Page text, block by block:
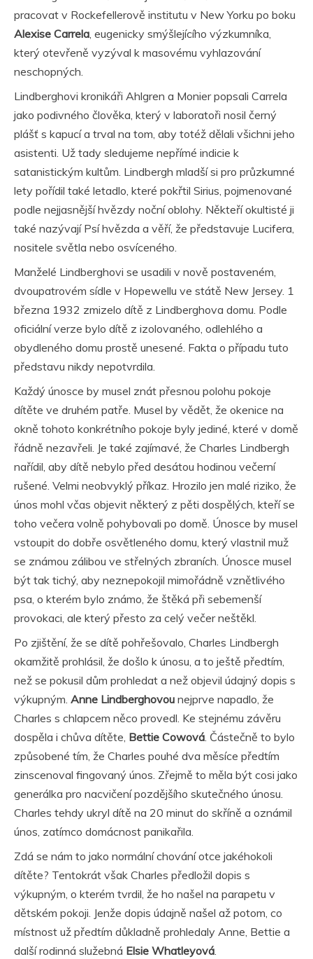
pracovat v Rockefellerově institutu v New Yorku po boku
Alexise Carrela, eugenicky smýšlejícího výzkumníka,
který otevřeně vyzýval k masovému vyhlazování
neschopných.
Lindberghovi kronikáři Ahlgren a Monier popsali Carrela
jako podivného člověka, který v laboratoři nosil černý
plášť s kapucí a trval na tom, aby totéž dělali všichni jeho
asistenti. Už tady sledujeme nepřímé indicie k
satanistickým kultům. Lindbergh mladší si pro průzkumné
lety pořídil také letadlo, které pokřtil Sirius, pojmenované
podle nejjasnější hvězdy noční oblohy. Někteří okultisté ji
také nazývají Psí hvězda a věří, že představuje Lucifera,
nositele světla nebo osvíceného.
Manželé Lindberghovi se usadili v nově postaveném,
dvoupatrovém sídle v Hopewellu ve státě New Jersey. 1
března 1932 zmizelo dítě z Lindberghova domu. Podle
oficiální verze bylo dítě z izolovaného, odlehlého a
obydleného domu prostě unesené. Fakta o případu tuto
představu nikdy nepotvrdila.
Každý únosce by musel znát přesnou polohu pokoje
dítěte ve druhém patře. Musel by vědět, že okenice na
okně tohoto konkrétního pokoje byly jediné, které v domě
řádně nezavřeli. Je také zajímavé, že Charles Lindbergh
nařídil, aby dítě nebylo před desátou hodinou večerní
rušené. Velmi neobvyklý příkaz. Hrozilo jen malé riziko, že
únos mohl včas objevit některý z pěti dospělých, kteří se
toho večera volně pohybovali po domě. Únosce by musel
vstoupit do dobře osvětleného domu, který vlastnil muž
se známou zálibou ve střelných zbraních. Únosce musel
být tak tichý, aby neznepokojil mimořádně vznětlivého
psa, o kterém bylo známo, že štěká při sebemenší
provokaci, ale který přesto za celý večer neštěkl.
Po zjištění, že se dítě pohřešovalo, Charles Lindbergh
okamžitě prohlásil, že došlo k únosu, a to ještě předtím,
než se pokusil dům prohledat a než objevil údajný dopis s
výkupným. Anne Lindberghovou nejprve napadlo, že
Charles s chlapcem něco provedl. Ke stejnému závěru
dospěla i chůva dítěte, Bettie Cowová. Částečně to bylo
způsobené tím, že Charles pouhé dva měsíce předtím
zinscenoval fingovaný únos. Zřejmě to měla být cosi jako
generálka pro nacvičení pozdějšího skutečného únosu.
Charles tehdy ukryl dítě na 20 minut do skříně a oznámil
únos, zatímco domácnost panikařila.
Zdá se nám to jako normální chování otce jakéhokoli
dítěte? Tentokrát však Charles předložil dopis s
výkupným, o kterém tvrdil, že ho našel na parapetu v
dětském pokoji. Jenže dopis údajně našel až potom, co
místnost už předtím důkladně prohledaly Anne, Bettie a
další rodinná služebná Elsie Whatleyová.